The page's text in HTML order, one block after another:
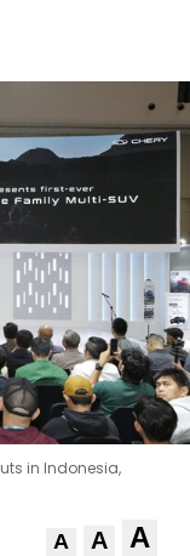
in Indonesia,
A A A